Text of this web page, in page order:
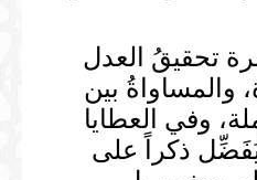
تحقيقُ العدل
والمساواةُ بين
وفي العطايا
يُفَضِّل ذكراً على